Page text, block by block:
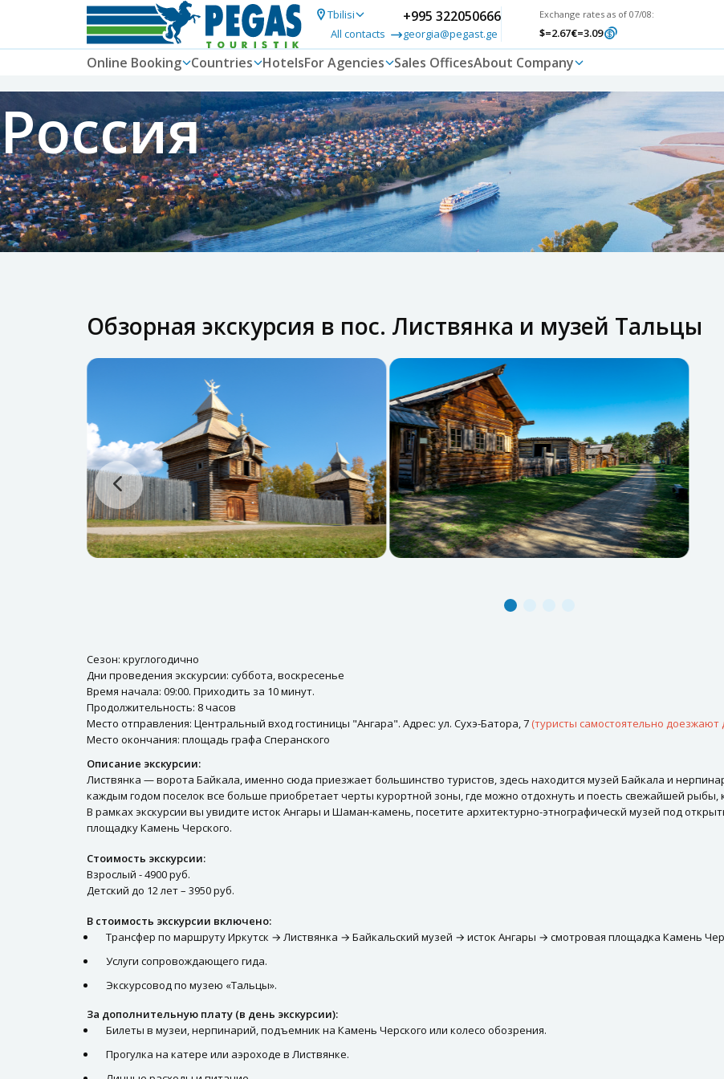
Tbilisi
All contacts
+995 322050666
georgia@pegast.ge
Exchange rates as of 07/08:
$=2.67€=3.09
Online Booking Countries HotelsFor Agencies Sales OfficesAbout Company
Россия
Обзорная экскурсия в пос. Листвянка и музей Тальцы
Сезон: круглогодично
Дни проведения экскурсии: суббота, воскресенье
Время начала: 09:00. Приходить за 10 минут.
Продолжительность: 8 часов
Место отправления: Центральный вход гостиницы "Ангара". Адрес: ул. Сухэ-Батора, 7 (туристы самостоятельно доезжают
Место окончания: площадь графа Сперанского
Описание экскурсии:
Листвянка — ворота Байкала, именно сюда приезжает большинство туристов, здесь находится музей Байкала и
каждым годом поселок все больше приобретает черты курортной зоны, где можно отдохнуть и поесть свежайшей рыбы,
В рамках экскурсии вы увидите исток Ангары и Шаман-камень, посетите архитектурно-этнографическй музей под
площадку Камень Черского.
Стоимость экскурсии:
Взрослый - 4900 руб.
Детский до 12 лет – 3950 руб.
В стоимость экскурсии включено:
Трансфер по маршруту Иркутск → Листвянка → Байкальский музей → исток Ангары → смотровая площадка Камень
Услуги сопровождающего гида.
Экскурсовод по музею «Тальцы».
За дополнительную плату (в день экскурсии):
Билеты в музеи, нерпинарий, подъемник на Камень Черского или колесо обозрения.
Прогулка на катере или аэроходе в Листвянке.